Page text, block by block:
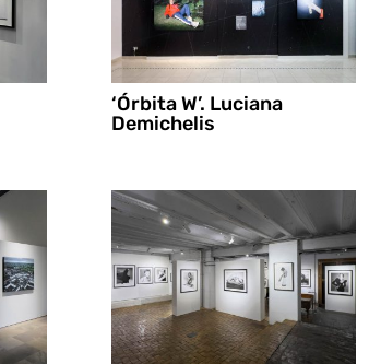
‘Órbita W’. Luciana
Demichelis